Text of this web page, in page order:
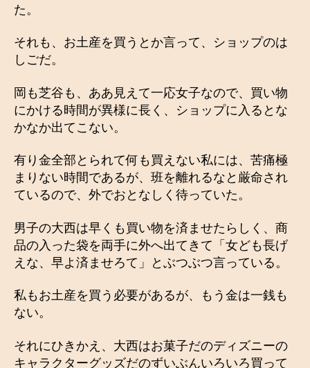
た。
それも、お土産を買うとか言って、ショップのは
しごだ。
岡も芝谷も、ああ見えて一応女子なので、買い物
にかける時間が異様に長く、ショップに入るとな
かなか出てこない。
有り金全部とられて何も買えない私には、苦痛極
まりない時間であるが、班を離れるなと厳命され
ているので、外でおとなしく待っていた。
男子の大西は早くも買い物を済ませたらしく、商
品の入った袋を両手に外へ出てきて「女ども長げ
えな、早よ済ませろて」とぶつぶつ言っている。
私もお土産を買う必要があるが、もう金は一銭も
ない。
それにひきかえ、大西はお菓子だのディズニーの
キャラクターグッズだのずいぶんいろいろ買って